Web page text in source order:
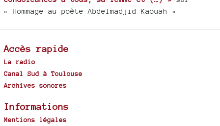
« Hommage au poète Abdelmadjid Kaouah »
Accès rapide
La radio
Canal Sud à Toulouse
Archives sonores
Informations
Mentions légales